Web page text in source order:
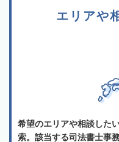
エリアや
希望のエリアや相談した
索。該当する司法書士事